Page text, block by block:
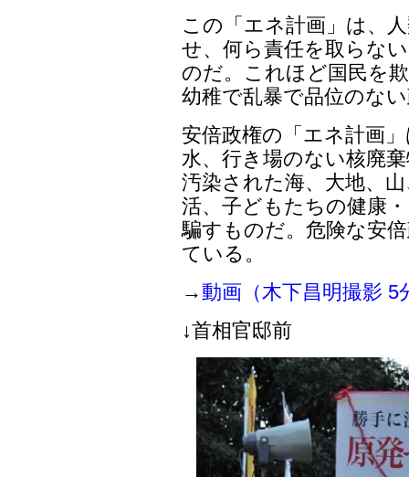
この「エネ計画」は、
せ、何ら責任を取らな
のだ。これほど国民を
幼稚で乱暴で品位のな
安倍政権の「エネ計画
水、行き場のない核廃
汚染された海、大地、
活、子どもたちの健康
騙すものだ。危険な安
ている。
→動画（木下昌明撮影 5
↓首相官邸前